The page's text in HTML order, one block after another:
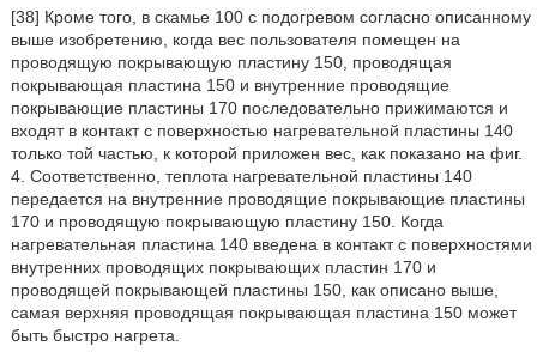
[38] Кроме того, в скамье 100 с подогревом согласно описанному
выше изобретению, когда вес пользователя помещен на
проводящую покрывающую пластину 150, проводящая
покрывающая пластина 150 и внутренние проводящие
покрывающие пластины 170 последовательно прижимаются и
входят в контакт с поверхностью нагревательной пластины 140
только той частью, к которой приложен вес, как показано на фиг.
4. Соответственно, теплота нагревательной пластины 140
передается на внутренние проводящие покрывающие пластины
170 и проводящую покрывающую пластину 150. Когда
нагревательная пластина 140 введена в контакт с поверхностями
внутренних проводящих покрывающих пластин 170 и
проводящей покрывающей пластины 150, как описано выше,
самая верхняя проводящая покрывающая пластина 150 может
быть быстро нагрета.